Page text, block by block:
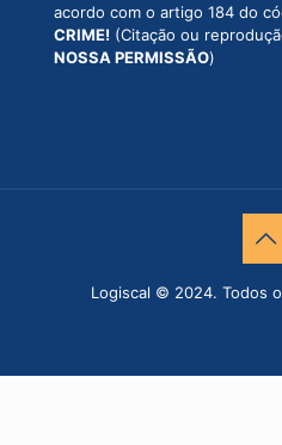
acordo com o artigo 184 do
CRIME! (Citação ou
NOSSA PERMISSÃO)
Logiscal © 2024. Todos